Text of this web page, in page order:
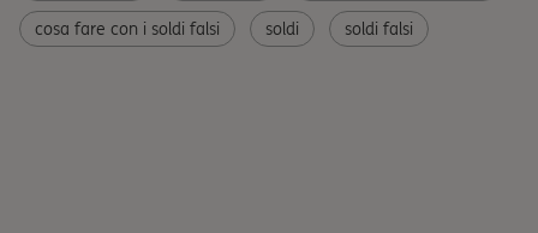
cosa fare con i soldi falsi soldi soldi falsi